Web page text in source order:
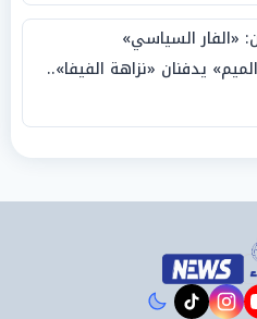
«الفار السياسي»
يدفنان «نزاهة الفيفا»..
instagram
tiktok